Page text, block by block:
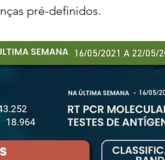
pré-definidos.